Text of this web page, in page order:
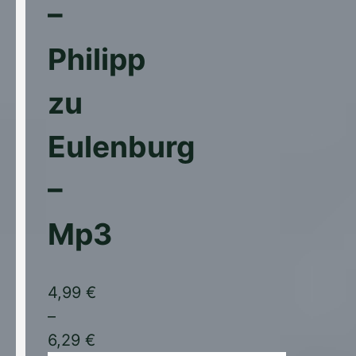
auf.
Optionen
auf
Produktseite
gewählt
werden
–
Philipp
zu
Eulenburg
–
Mp3
4,99 €
–
6,29 €